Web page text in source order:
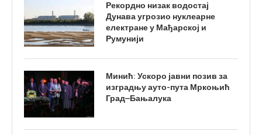
Рекордно низак водостај
Дунава угрозио нуклеарне
електране у Мађарској и
Румунији
Минић: Ускоро јавни позив за
изградњу ауто-пута Мркоњић
Град–Бањалука